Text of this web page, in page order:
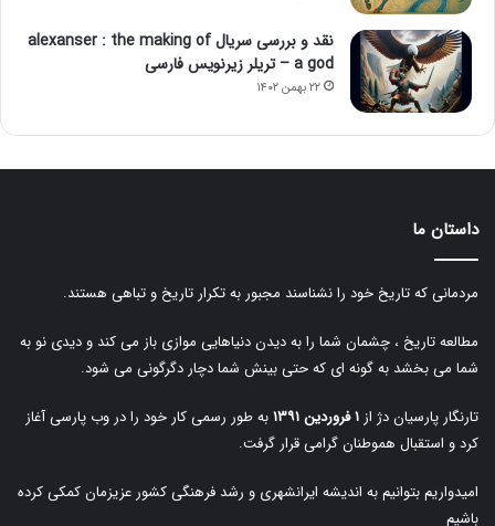
نقد و بررسی سریال alexanser : the making of
a god – تریلر زیرنویس فارسی
۲۲ بهمن ۱۴۰۲
داستان ما
مردمانی که تاریخ خود را نشناسند مجبور به تکرار تاریخ و تباهی هستند.
مطالعه تاریخ ، چشمان شما را به دیدن دنیاهایی موازی باز می کند و دیدی نو به
شما می بخشد به گونه ای که حتی بینش شما دچار دگرگونی می شود.
تارنگار پارسیان دژ از ۱ فروردین ۱۳۹۱
به طور رسمی کار خود را در وب پارسی آغاز
کرد و استقبال هموطنان گرامی قرار گرفت.
امیدواریم بتوانیم به اندیشه ایرانشهری و رشد فرهنگی کشور عزیزمان کمکی کرده
باشیم